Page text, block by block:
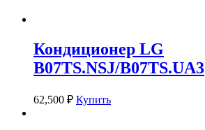
Кондиционер LG
B07TS.NSJ/B07TS.UA3
62,500 ₽ Купить